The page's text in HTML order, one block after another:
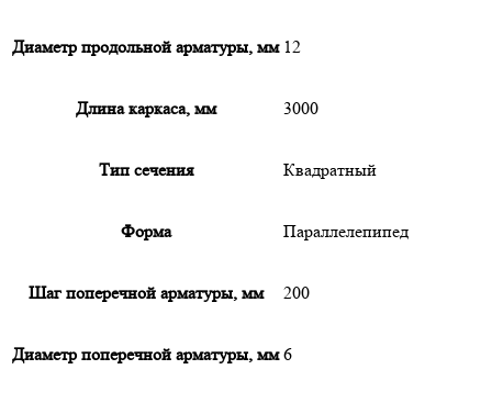
Диаметр продольной арматуры, мм 12
Длина каркаса, мм 3000
Тип сечения Квадратный
Форма Параллелепипед
Шаг поперечной арматуры, мм 200
Диаметр поперечной арматуры, мм 6